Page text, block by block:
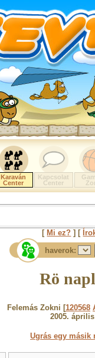
Karaván
Center
Kapcsolat
Center
[ Mi ez? ] [
haverok:
Rö
Felemás Zokni [120568
2005.
Ugrás egy másik